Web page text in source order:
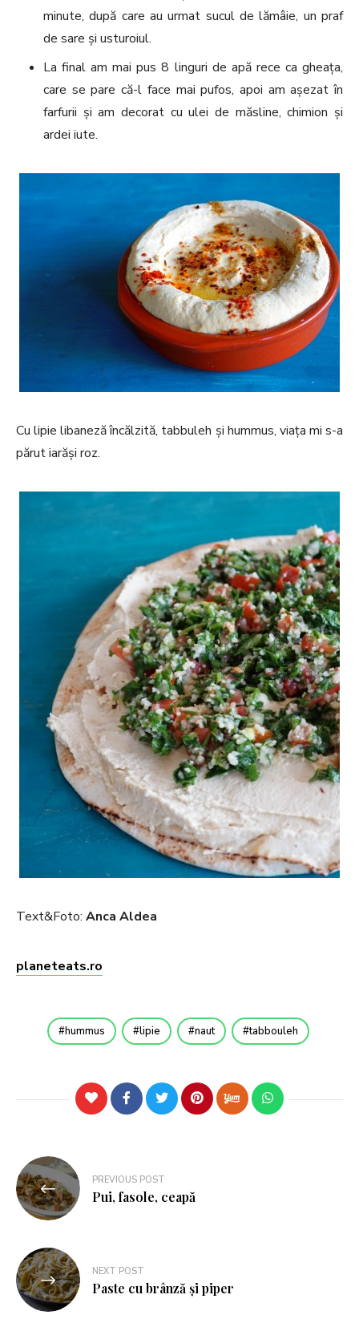
minute, după care au urmat sucul de lămâie, un praf
de sare și usturoiul.
La final am mai pus 8 linguri de apă rece ca gheața,
care se pare că-l face mai pufos, apoi am așezat în
farfurii și am decorat cu ulei de măsline, chimion și
ardei iute.
Cu lipie libaneză încălzită, tabbuleh și hummus, viața mi s-a
părut iarăși roz.
Text&Foto: Anca Aldea
planeteats.ro
hummus lipie naut tabbouleh
PREVIOUS POST
Pui, fasole, ceapă
NEXT POST
Paste cu brânză și piper